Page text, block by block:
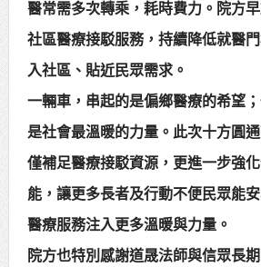
醫常需多次轉乘，耗時費力。院方
社區醫療接駁服務，持續降低就醫
入社區、貼近民眾需求。
一輛車，串起的是偏鄉醫療的希望
是社會最溫暖的力量。此次十方圓
僅補足醫療接駁資源，更進一步強
能，讓更多長者及行動不便民眾能
醫療服務注入更多溫暖與力量。
院方也特別感謝道晟法師與信眾長